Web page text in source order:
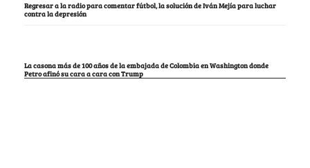
Regresar a la radio para comentar fútbol, la solución de Iván Mejía para luchar
contra la depresión
La casona más de 100 años de la embajada de Colombia en Washington donde
Petro afinó su cara a cara con Trump